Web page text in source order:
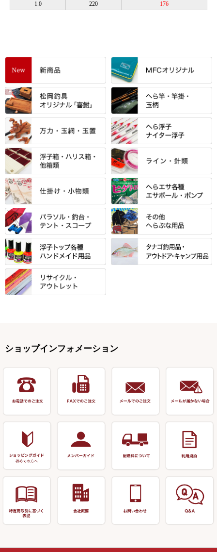
1.0
220 176
すべて
「雅（みやび）」シリーズ・エ
ントＰＬＵＳシリーズ
エントラント・ＳＰＷシリーズ
スモールクロコダイルシリーズ
エクセーヌ・スエードシリーズ
バッグ・小物ケース・ワッペン
クッション・シート・スカー
ト・エプロン
保護ケース
アクリルシリーズ・アクセサリ
すべて
「至高」シリーズ
万力付お膳
クワセ皿・コブ皿・角皿
浮子筒・浮子箱・ハリス箱・玉
ノ柄スタンド
小物箱・うどん箱・うどん皿
ハサミケース
カウンター
針外し・糸ほどき
すべて
シマノ
ダイワ
がまかつ
サクラ・NISSIN・合成竿・他
光竹作 カーボン竿掛・玉ノ柄
匠絆・かちどき・旋（めぐ
る）・千望・千尋・悠月・その
他
すべて
当店オリジナル「勝俊」作
光竹 製品
松村作（万力）
松村作（先受・その他）
万久作
岐山 製品
逍遥（しょうよう）
玉網（高級品）
替網・仕付糸
玉置（高級品）
万力付お膳・うどん皿
先受・メスネジ・その他
すべて
忠相・一志
昴 ・TOMO
りきや ・ 大祐
心也・士天・狂鬼
伊吹 ・ SATTO
KEN∑HI【ケンシ】
すべて
金鯱 シリーズ
浮子箱
浮子立て・浮子筒
ハリスケース
仕掛箱・小物箱
ハリスメジャー系
すべて
東レ・ラーヂ
サンライン ・ ダン
鬼掛・MARUTO
すべて
ウキ止めストッパー・糸・チュ
ーブ
ウキゴム 遊動式
松葉仕掛用
底取りアイテム
ハサミ
すべて
マルキュー 麩系
マルキュー その他
ポンプ絞り器・ポンプ類
すべて
パラソル
テント
リーズ
釣台 釣宝・その他
すべて
バック＆ロッドケース
偏光サングラス
小物ケース・保護ケース
防寒コーナー
すべて
浮子用素材
塗料用 筆
装飾品
リサイクル 竹竿（～19,999円）
リサイクル 竹竿（深山）
リサイクル 浮子
リサイクル 玉網・玉置・フラ
リサイクル 浮子箱・浮子筒・
アウトレット商品
ショップインフォメーション